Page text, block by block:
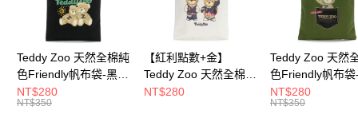
街口支付
大哥付你分期
相關說明
Teddy Zoo 天然全棉純
色Friendly帆布袋-黑色
(TZB107)
NT$280
NT$350
【紅利點數+金】
Teddy Zoo 天然全棉純
色Friendly帆布袋-白色
NT$280
Teddy Zoo 天然
色Friendly帆布袋
色(TZB107)
NT$280
NT$350